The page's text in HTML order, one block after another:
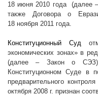
18 июня 2010 года
(далее
также Договора о
18 ноября 2011 года.
Конституционный Суд
экономических зонах» в
(далее – Закон о СЭЗ)
Конституционном Суде в
предварительного
октября 2008 г. признан